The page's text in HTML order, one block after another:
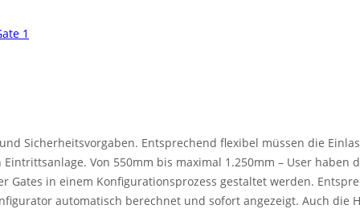
Sicherheitsvorgaben. Entsprechend flexibel müssen die
Von 550mm bis maximal 1.250mm – User haben
Gates in einem Konfigurationsprozess gestaltet werden.
automatisch berechnet und sofort angezeigt. Auch die